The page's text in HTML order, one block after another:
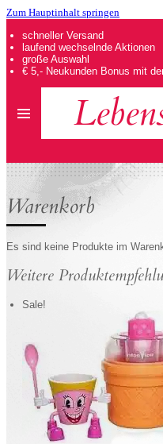
Zum Hauptinhalt springen
schneller Versand
laufend wechselnde Aktionen
große Auswahl
€ 5,- Neukunden Bonus mit
Warenkorb
Es sind keine Produkte im
Weitere
Sale!